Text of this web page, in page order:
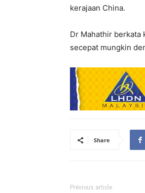
kerajaan China.
Dr Mahathir berkata
secepat mungkin
Share
Previous article